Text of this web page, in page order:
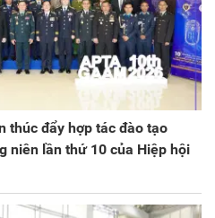
thúc đẩy hợp tác đào tạo
niên lần thứ 10 của Hiệp hội